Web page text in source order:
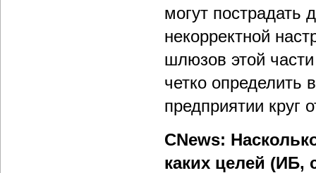
могут пострадать
некорректной
шлюзов этой
четко определить
предприятии круг
CNews:
каких целей (ИБ,